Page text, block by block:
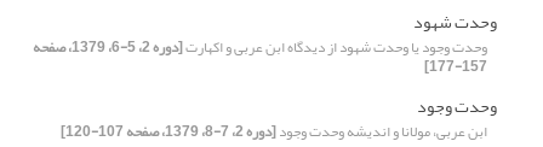
وحدت شهود
وحدت وجود یا وحدت شهود از دیدگاه ابن عربی و اکهارت [دوره 2، 5-6، 1379، صفحه
157-177]
وحدت وجود
ابن عربی، مولانا و اندیشه وحدت وجود[دوره 2، 7-8، 1379، صفحه 107-120]